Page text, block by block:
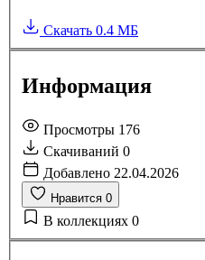
Скачать 0.4 МБ
Информация
Просмотры 176
Скачиваний 0
Добавлено 22.04.2026
Нравится 0
В коллекциях 0